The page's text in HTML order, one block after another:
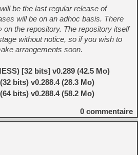
be the last regular release of
will be on an adhoc basis. There
on the repository. The repository itself
without notice, so if you wish to
arrangements soon.
[32 bits] v0.289 (42.5 Mo)
bits) v0.288.4 (28.3 Mo)
bits) v0.288.4 (58.2 Mo)
0 commentaire